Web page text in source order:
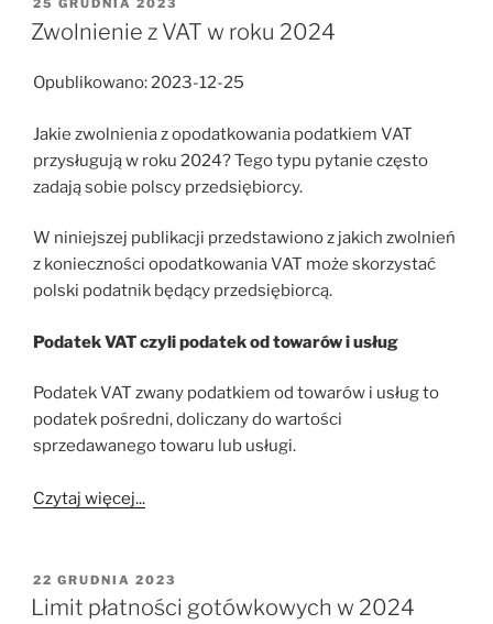
W
25 GRUDNIA 2023
Zwolnienie z VAT w roku 2024
Opublikowano: 2023-12-25
Jakie zwolnienia z opodatkowania podatkiem VAT
przysługują w roku 2024? Tego typu pytanie często
zadają sobie polscy przedsiębiorcy.
W niniejszej publikacji przedstawiono z jakich zwolnień
z konieczności opodatkowania VAT może skorzystać
polski podatnik będący przedsiębiorcą.
Podatek VAT czyli podatek od towarów i usług
Podatek VAT zwany podatkiem od towarów i usług to
podatek pośredni, doliczany do wartości
sprzedawanego towaru lub usługi.
Czytaj więcej...
OPUBLIKOWANE
W
22 GRUDNIA 2023
Limit płatności gotówkowych w 2024